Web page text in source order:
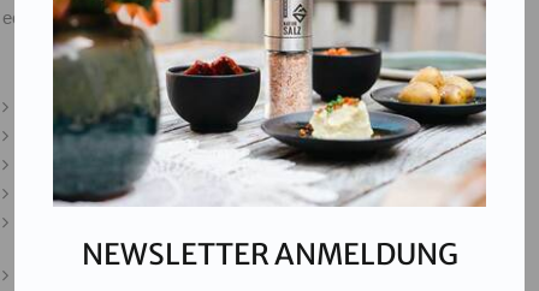
ecommerce@salinen.com
Kontakt
Downloads
Presse
Partner & Friends
NEWSLETTER ANMELDUNG